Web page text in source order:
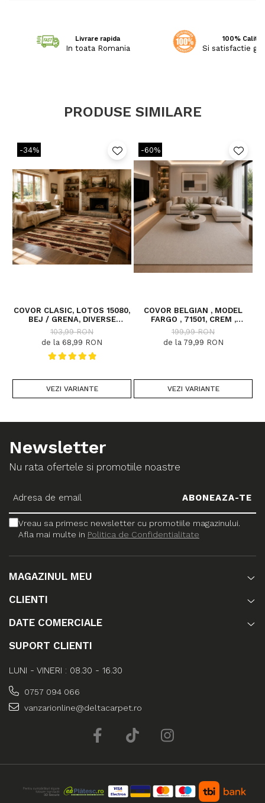
Livrare rapida
In toata Romania
100%
Si satisfactie
PRODUSE SIMILARE
-34%
COVOR CLASIC, LOTOS 15080,
BEJ / GRENA, DIVERSE
DIMENSIUNI
103,99 RON
de la 68,99 RON
VEZI VARIANTE
-60%
COVOR BELGIAN , MODEL
FARGO , 71501, CREM ,
DIVERSE DIMENSIUNI
199,99 RON
de la 79,99 RON
VEZI VARIANTE
Newsletter
Nu rata ofertele si promotiile noastre
Vreau sa primesc newsletter cu promotiile magazinului.
Afla mai multe in Politica de Confidentialitate
MAGAZINUL MEU
CLIENTI
DATE COMERCIALE
SUPORT CLIENTI
LUNI - VINERI : 08.30 - 16.30
0757 094 066
vanzarionline@deltacarpet.ro